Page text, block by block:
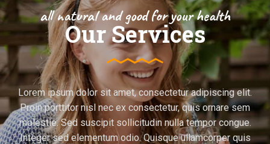
all natural and good for your health
Our Services
Lorem ipsum dolor sit amet, consectetur adipiscing elit.
Proin porttitor nisl nec ex consectetur, quis ornare sem
molestie. Sed suscipit sollicitudin nulla tempor congue.
Integer sed elementum odio. Quisque ullamcorper quis